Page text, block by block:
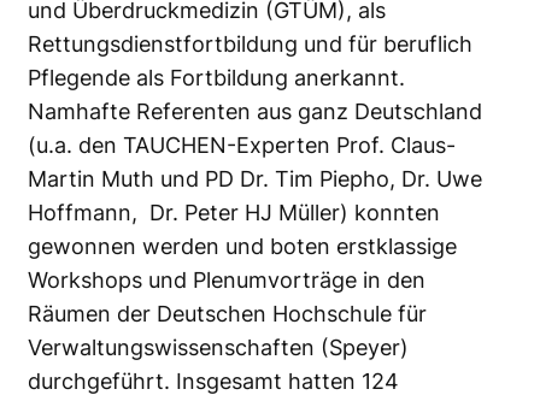
und Überdruckmedizin (GTÜM), als
Rettungsdienstfortbildung und für beruflich
Pflegende als Fortbildung anerkannt.
Namhafte Referenten aus ganz Deutschland
(u.a. den TAUCHEN-Experten Prof. Claus-
Martin Muth und PD Dr. Tim Piepho, Dr. Uwe
Hoffmann, Dr. Peter HJ Müller) konnten
gewonnen werden und boten erstklassige
Workshops und Plenumvorträge in den
Räumen der Deutschen Hochschule für
Verwaltungswissenschaften (Speyer)
durchgeführt. Insgesamt hatten 124